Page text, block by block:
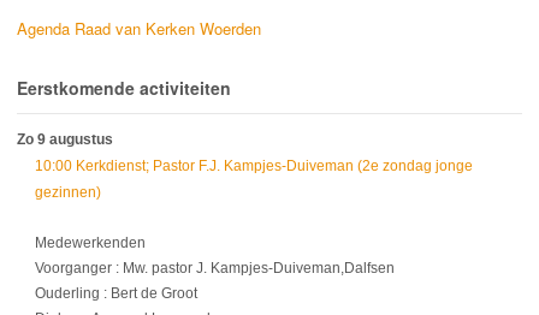
Agenda Raad van Kerken Woerden
Eerstkomende activiteiten
Zo 9 augustus
10:00 Kerkdienst; Pastor F.J. Kampjes-Duiveman (2e zondag jonge
gezinnen)
Medewerkenden
Voorganger : Mw. pastor J. Kampjes-Duiveman,Dalfsen
Ouderling : Bert de Groot